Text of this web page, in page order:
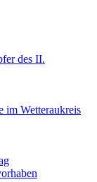
des II.
im Wetteraukreis